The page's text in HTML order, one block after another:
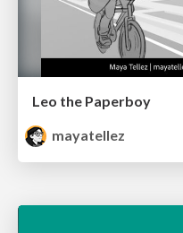
Leo the Paperboy
mayatellez